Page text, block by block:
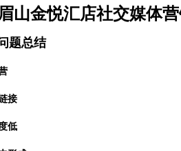
山金悦汇店社交媒体
题总结
接
低